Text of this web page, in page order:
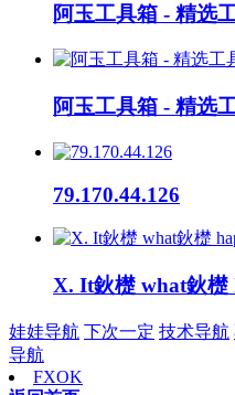
阿玉工具箱 - 精选
阿玉工具箱 - 精选
79.170.44.126
X. It鈥檚 what鈥檚
娃娃导航 下次一定 技术导航
导航
FXOK